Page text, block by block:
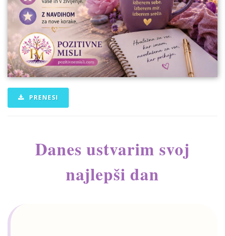
PRENESI
Danes ustvarim svoj
najlepši dan